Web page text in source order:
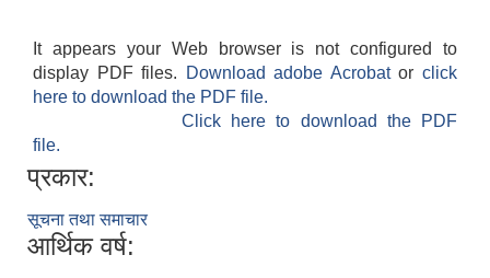
It appears your Web browser is not configured to
display PDF files.
Download adobe Acrobatorclick
here to download the PDF file.
Click here to download the PDF
file.
प्रकार:
सूचना तथा समाचार
आर्थिक वर्ष: